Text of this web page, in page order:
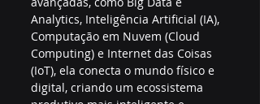
Analytics, Inteligência Artificial (IA),
Computação em Nuvem (Cloud
Computing) e Internet das Coisas
(IoT), ela conecta o mundo físico e
digital, criando um ecossistema